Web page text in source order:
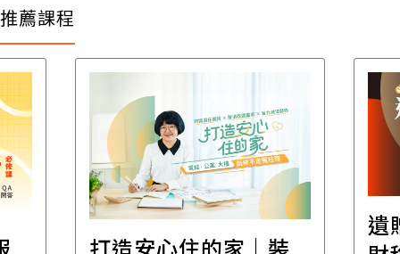
推薦課程
打造安心住的家｜裝
遺